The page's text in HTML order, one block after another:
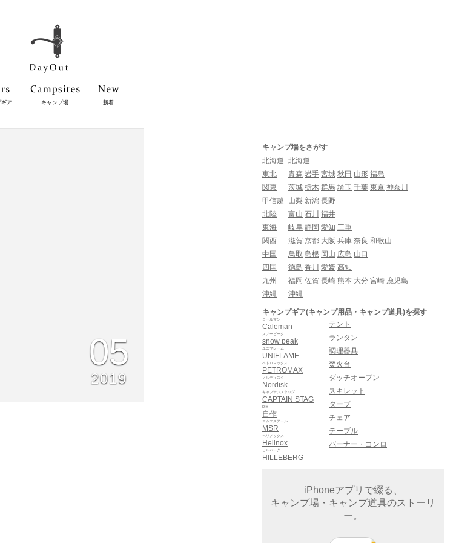
ギア キャンプ場 新着
05
2019
キャンプ場をさがす
北海道 北海道
東北
青森 岩手 宮城 秋田 山形 福島
関東
茨城 栃木 群馬 埼玉 千葉 東京 神奈川
甲信越
山梨 新潟 長野
北陸
富山 石川 福井
東海
岐阜 静岡 愛知 三重
関西
滋賀 京都 大阪 兵庫 奈良 和歌山
中国
鳥取 島根 岡山 広島 山口
四国
徳島 香川 愛媛 高知
九州
福岡 佐賀 長崎 熊本 大分 宮崎 鹿児島
沖縄
沖縄
キャンプギア(キャンプ用品・キャンプ道具)を探す
Caleman
コールマン
snow peak
スノーピーク
UNIFLAME
ユニフレーム
PETROMAX
ペトロマックス
Nordisk
ノルディスク
CAPTAIN STAG
キャプテンスタッグ
自作
DIY
MSR
エムエスアール
Helinox
ヘリノックス
HILLEBERG
ヒルバーグ
テント
ランタン
調理器具
焚火台
ダッチオーブン
スキレット
タープ
チェア
テーブル
バーナー・コンロ
iPhoneアプリで綴る、
キャンプ場・キャンプ道具のストーリ
ー。